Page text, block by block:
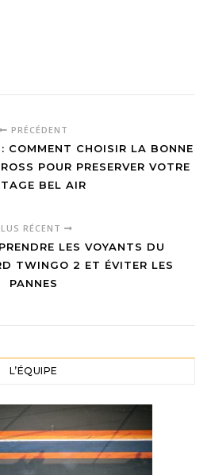
PRÉCÉDENT
COMMENT CHOISIR LA BONNE
POUR PRESERVER VOTRE
BEL AIR
RÉCENT
LES VOYANTS DU
TWINGO 2 ET ÉVITER LES
PANNES
L’ÉQUIPE